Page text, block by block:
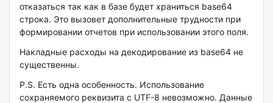
отказаться так как в базе будет храниться base64
строка. Это вызовет дополнительные трудности при
формировании отчетов при использовании этого поля.
Накладные расходы на декодирование из base64 не
существенны.
P.S. Есть одна особенность. Использование
сохраняемого реквизита с UTF-8 невозможно. Данные